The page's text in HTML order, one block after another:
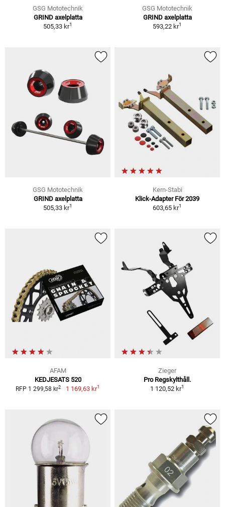
GSG Mototechnik
GRIND axelplatta
505,33 kr1
GSG Mototechnik
GRIND axelplatta
593,22 kr1
GSG Mototechnik
GRIND axelplatta
505,33 kr1
Kern-Stabi
Klick-Adapter För 2039
603,65 kr1
AFAM
KEDJESATS 520
RFP 1 299,58 kr2 1 169,63 kr1
Zieger
Pro Regskylthåll.
1 120,52 kr1